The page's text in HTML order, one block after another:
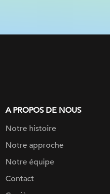
A PROPOS DE NOUS
Notre histoire
Notre approche
Notre équipe
Contact